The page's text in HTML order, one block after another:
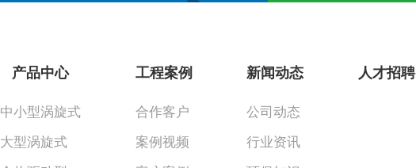
产品中心
中小型涡旋式
大型涡旋式
工程案例
合作客户
案例视频
新闻动态
公司动态
行业资讯
人才招聘